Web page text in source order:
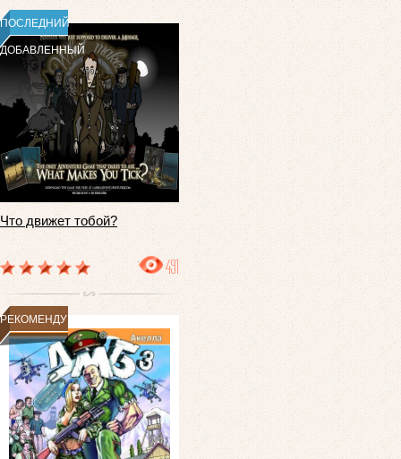
ПОСЛЕДНИЙ
ДОБАВЛЕННЫЙ
Что движет тобой?
491
РЕКОМЕНДУЕМ